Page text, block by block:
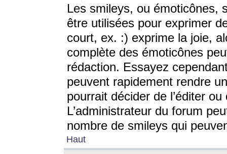
Les smileys, ou émoticônes,
être utilisées pour exprimer
court, ex. :) exprime la joie,
complète des émoticônes
rédaction. Essayez
peuvent rapidement rendre
pourrait décider de l’éditer
L’administrateur du forum
nombre de smileys qui
Haut